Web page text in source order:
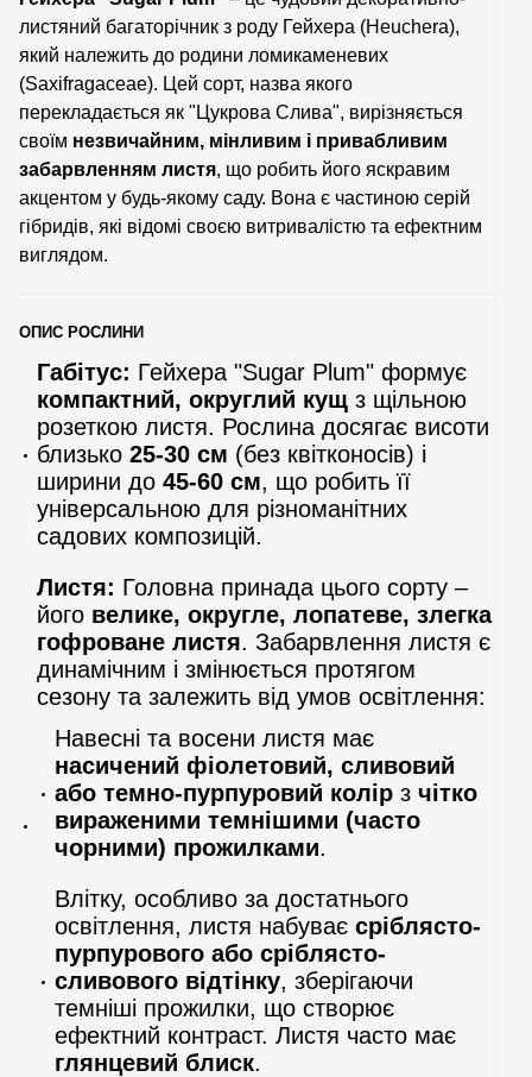
листяний багаторічник з роду Гейхера (Heuchera),
який належить до родини ломикаменевих
(Saxifragaceae). Цей сорт, назва якого
перекладається як "Цукрова Слива", вирізняється
своїм незвичайним, мінливим і привабливим
забарвленням листя, що робить його яскравим
акцентом у будь-якому саду. Вона є частиною серій
гібридів, які відомі своєю витривалістю та ефектним
виглядом.
ОПИС РОСЛИНИ
Габітус: Гейхера "Sugar Plum" формує
компактний, округлий кущ з щільною
розеткою листя. Рослина досягає висоти
близько 25-30 см (без квітконосів) і
ширини до 45-60 см, що робить її
універсальною для різноманітних
садових композицій.
Листя: Головна принада цього сорту –
його велике, округле, лопатеве, злегка
гофроване листя. Забарвлення листя є
динамічним і змінюється протягом
сезону та залежить від умов освітлення:
Навесні та восени листя має
насичений фіолетовий, сливовий
або темно-пурпуровий колір з чітко
вираженими темнішими (часто
чорними) прожилками.
Влітку, особливо за достатнього
освітлення, листя набуває сріблясто-
пурпурового або сріблясто-
сливового відтінку, зберігаючи
темніші прожилки, що створює
ефектний контраст. Листя часто має
глянцевий блиск.